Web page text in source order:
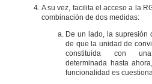
Funciones.
Estatuto personal
del titular o de la
titular del Órgano de
Evaluación,
Investigación e
A su vez, facilita el acceso a la
combinación de dos medidas:
De un lado, la supresión
de que la unidad de
constituida con
determinada hasta
funcionalidad es